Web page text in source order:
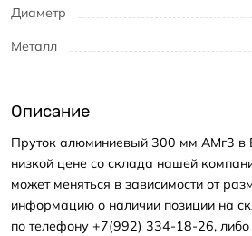
Диаметр
Металл
Описание
Пруток алюминиевый 300 мм АМг3 в
низкой цене со склада нашей
может меняться в зависимости от
информацию о наличии позиции на
по телефону +7(992) 334-18-26, либо